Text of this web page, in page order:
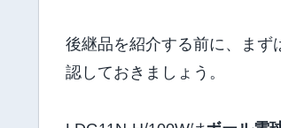
後継品を紹介する前に、まず
認しておきましょう。